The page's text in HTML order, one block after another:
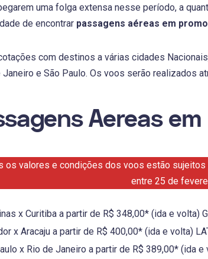
uma folga extensa nesse período, a
de encontrar passagens aéreas em
com destinos a várias cidades
Janeiro e São Paulo. Os voos serão realizados
Aereas
os valores e condições dos voos estão
entre 25 de
x Curitiba a partir de R$ 348,00* (ida e volta)
x Aracaju a partir de R$ 400,00* (ida e volta)
x Rio de Janeiro a partir de R$ 389,00* (ida e